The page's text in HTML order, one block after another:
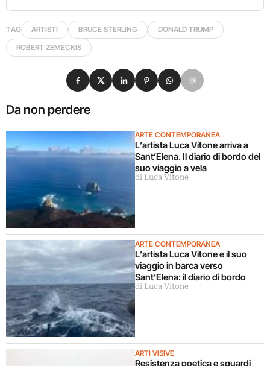
TAG ARTISTI BRUCE STERLING
DONALD TRUMP
ROBERT ZEMECKIS
Da non perdere
ARTE CONTEMPORANEA
L’artista Luca Vitone arriva a
Sant’Elena. Il diario di bordo del
suo viaggio a vela
di Luca Vitone
ARTE CONTEMPORANEA
L’artista Luca Vitone e il suo
viaggio in barca verso
Sant’Elena: il diario di bordo
di Luca Vitone
ARTI VISIVE
Resistenza poetica e sguardi
Condividi su Facebook
Condividi su X
Condividi su LinkedIn
Condividi su Pinterest
Condividi su WhatsApp
Condividi su Email